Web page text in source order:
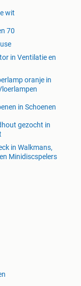
wit
70
in Ventilatie en
oranje in
in Schoenen
gezocht in
in Walkmans,
Minidiscspelers